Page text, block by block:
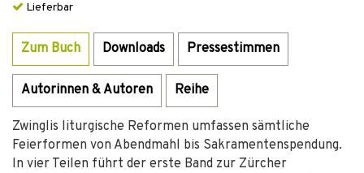
Lieferbar
Zum Buch Downloads Pressestimmen
Autorinnen & Autoren Reihe
Zwinglis liturgische Reformen umfassen sämtliche
Feierformen von Abendmahl bis Sakramentenspendung.
In vier Teilen führt der erste Band zur Zürcher